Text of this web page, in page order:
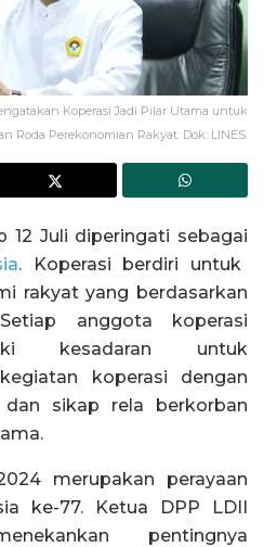
Koperasi Jadi Pilar Utama untuk
Roda Perekonomian Rakyat. Dok: LINES.
12 Juli diperingati sebagai
. Koperasi berdiri untuk
rakyat yang berdasarkan
anggota koperasi
kesadaran untuk
koperasi dengan
dan sikap rela berkorban
merupakan perayaan
ke-77. Ketua DPP LDII
pentingnya